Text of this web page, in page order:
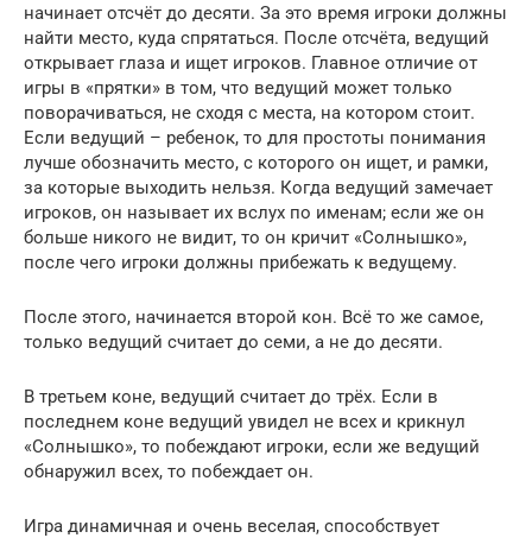
начинает отсчёт до десяти. За это время игроки должны
найти место, куда спрятаться. После отсчёта, ведущий
открывает глаза и ищет игроков. Главное отличие от
игры в «прятки» в том, что ведущий может только
поворачиваться, не сходя с места, на котором стоит.
Если ведущий – ребенок, то для простоты понимания
лучше обозначить место, с которого он ищет, и рамки,
за которые выходить нельзя. Когда ведущий замечает
игроков, он называет их вслух по именам; если же он
больше никого не видит, то он кричит «Солнышко»,
после чего игроки должны прибежать к ведущему.
После этого, начинается второй кон. Всё то же самое,
только ведущий считает до семи, а не до десяти.
В третьем коне, ведущий считает до трёх. Если в
последнем коне ведущий увидел не всех и крикнул
«Солнышко», то побеждают игроки, если же ведущий
обнаружил всех, то побеждает он.
Игра динамичная и очень веселая, способствует